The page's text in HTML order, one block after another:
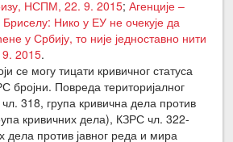
НСПМ, 22. 9. 2015;Агенције –
Нико у ЕУ не очекује да
у Србију, то није једноставно нити
2015.
се могу тицати кривичног статуса
бројни. Повреда територијалног
318, група кривична дела против
кривичних дела), КЗРС чл. 322-
дела против јавног реда и мира